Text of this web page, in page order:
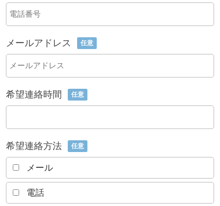
メールアドレス 任意
希望連絡時間 任意
希望連絡方法 任意
メール
電話